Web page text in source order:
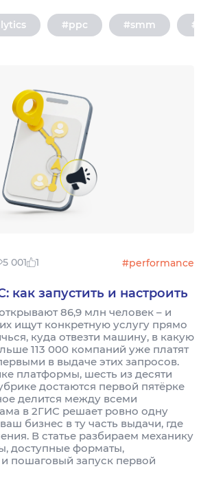
#ppc #smm
5 001 1 #performance
как запустить и настроить
86,9 млн человек – и
ищут конкретную услугу прямо
куда отвезти машину, в какую
113 000 компаний уже платят
в выдаче этих запросов.
платформы, шесть из десяти
достаются первой пятёрке
делится между всеми
в 2ГИС решает ровно одну
бизнес в ту часть выдачи, где
В статье разбираем механику
доступные форматы,
пошаговый запуск первой